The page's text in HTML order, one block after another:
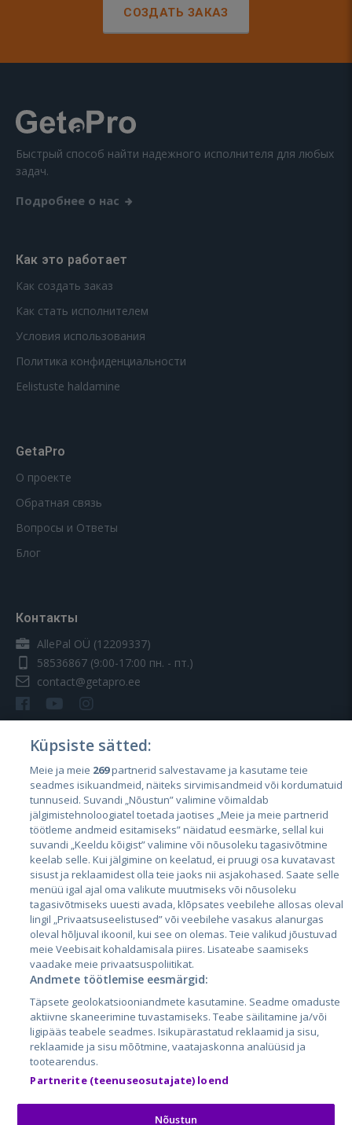
СОЗДАТЬ ЗАКАЗ
Быстрый способ найти надежного исполнителя для любых
задач.
Подробнее о нас
Как это работает
Как создать заказ
Как стать исполнителем
Условия использования
Политика конфиденциальности
Eelistuste haldamine
GetaPro
О проекте
Обратная связь
Вопросы и Ответы
Блог
Контакты
AllePal OÜ (12209337)
58536867 (9:00-17:00 пн. - пт.)
contact@getapro.ee
Страны
Эстония
Латвия
Литва
City24.lv
City24.ee
GetaPro.lv
GetaPro.ee
Autoplius.lt
Aruodas.lt
CVbankas.lt
Kainos.lt
Paslaugos.lt
auto24.ee
Osta.ee
KuldneBörs.ee
Küpsiste sätted:
Meie ja meie 269partnerid salvestavame ja kasutame teie
seadmes isikuandmeid, näiteks sirvimisandmeid või kordumatuid
tunnuseid. Suvandi „Nõustun” valimine võimaldab
jälgimistehnoloogiatel toetada jaotises „Meie ja meie partnerid
töötleme andmeid esitamiseks” näidatud eesmärke, sellal kui
suvandi „Keeldu kõigist” valimine või nõusoleku tagasivõtmine
keelab selle. Kui jälgimine on keelatud, ei pruugi osa kuvatavast
sisust ja reklaamidest olla teie jaoks nii asjakohased. Saate selle
menüü igal ajal oma valikute muutmiseks või nõusoleku
tagasivõtmiseks uuesti avada, klõpsates veebilehe allosas oleval
lingil „Privaatsuseelistused” või veebilehe vasakus alanurgas
oleval hõljuval ikoonil, kui see on olemas. Teie valikud jõustuvad
meie Veebisait kohaldamisala piires. Lisateabe saamiseks
vaadake meie privaatsuspoliitikat.
Andmete töötlemise eesmärgid:
Täpsete geolokatsiooniandmete kasutamine. Seadme omaduste
aktiivne skaneerimine tuvastamiseks. Teabe säilitamine ja/või
ligipääs teabele seadmes. Isikupärastatud reklaamid ja sisu,
reklaamide ja sisu mõõtmine, vaatajaskonna analüüsid ja
tootearendus.
Partnerite (teenuseosutajate) loend
Nõustun